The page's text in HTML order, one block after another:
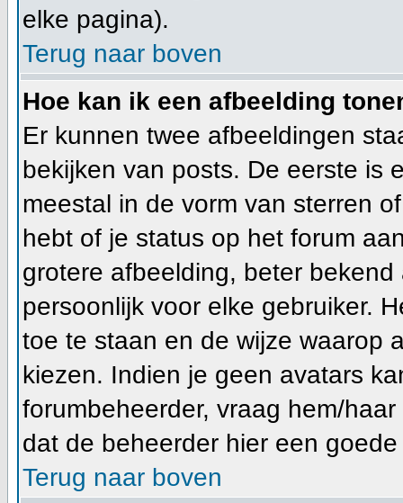
elke pagina).
Terug naar boven
Hoe kan ik een afbeelding
Er kunnen twee afbeeldingen
bekijken van posts. De eerste is
meestal in de vorm van sterren
hebt of je status op het forum
grotere afbeelding, beter
persoonlijk voor elke gebruiker.
toe te staan en de wijze waarop
kiezen. Indien je geen avatars
forumbeheerder, vraag hem/
dat de beheerder hier een
Terug naar boven